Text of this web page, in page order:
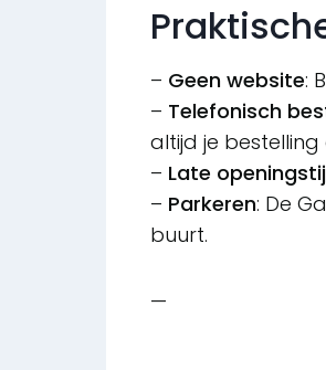
– Geen website:
– Telefonisch
altijd je
– Late
– Parkeren: De
buurt.
—